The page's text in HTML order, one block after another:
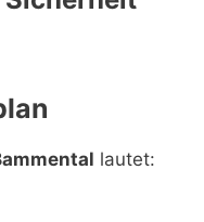
lautet: